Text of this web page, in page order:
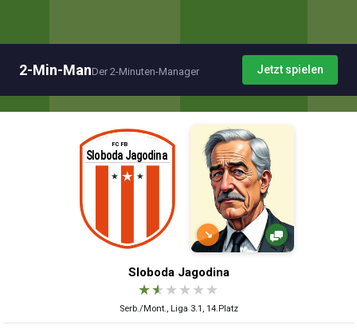
2-Min-ManDer 2-Minuten-Manager Jetzt spielen
↘
Sloboda Jagodinа
★★ ★ ★ ★ ★
Serb./Mont., Liga 3.1, 14.Platz